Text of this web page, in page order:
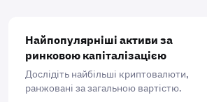
Найпопулярніші активи за
ринковою капіталізацією
Дослідіть найбільші криптовалюти,
ранжовані за загальною вартістю.